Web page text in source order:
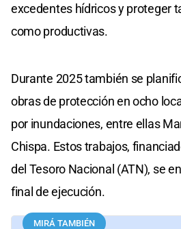
excedentes hídricos y proteger
como productivas.
Durante 2025 también se
obras de protección en ocho
por inundaciones, entre ellas
Chispa. Estos trabajos,
del Tesoro Nacional (ATN), se
final de ejecución.
MIRÁ TAMBIÉN